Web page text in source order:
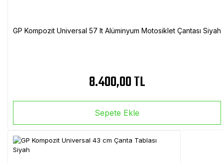
GP Kompozit Universal 57 lt Alüminyum Motosiklet Çantası Siyah
8.400,00 TL
Sepete Ekle